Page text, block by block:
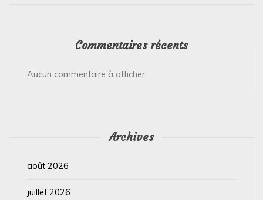
Commentaires récents
Aucun commentaire à afficher.
Archives
août 2026
juillet 2026